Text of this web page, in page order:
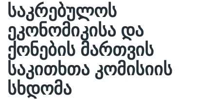
საკრებულოს
ეკონომიკისა და
ქონების მართვის
საკითხთა კომისიის
სხდომა